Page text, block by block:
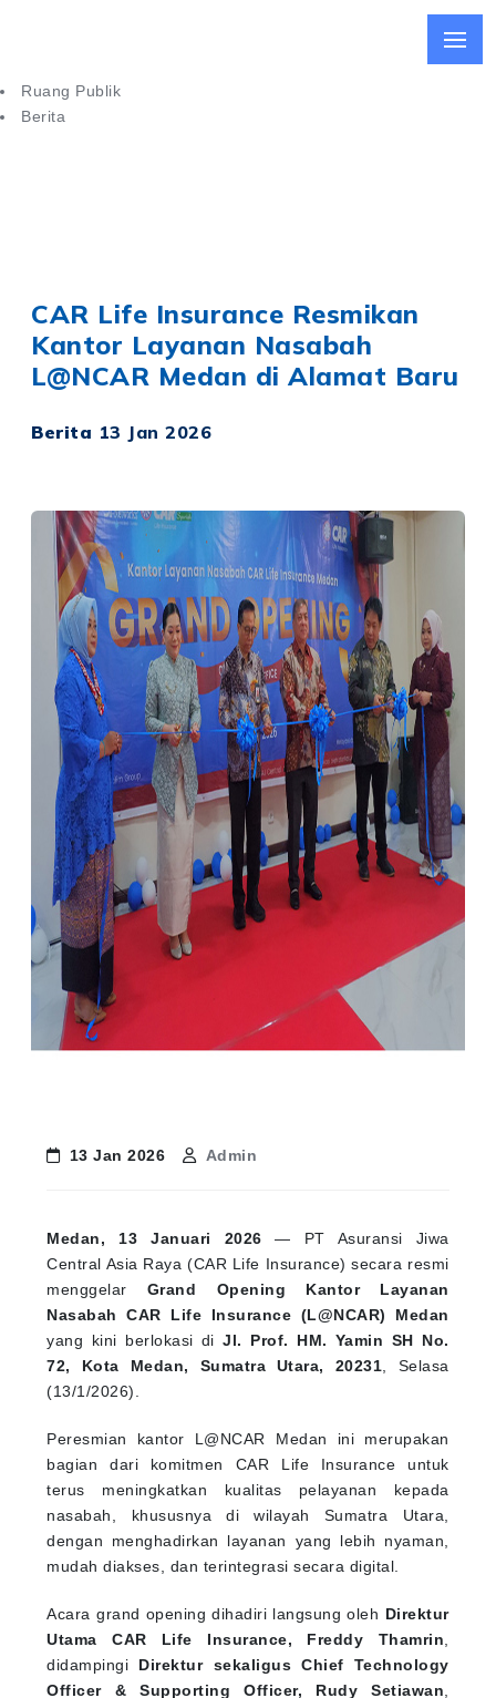
Ruang Publik
Berita
CAR Life Insurance Resmikan
Kantor Layanan Nasabah
L@NCAR Medan di Alamat Baru
Berita 13 Jan 2026
13 Jan 2026 Admin
Medan, 13 Januari 2026 — PT Asuransi Jiwa
Central Asia Raya (CAR Life Insurance) secara resmi
menggelar Grand Opening Kantor Layanan
Nasabah CAR Life Insurance (L@NCAR) Medan
yang kini berlokasi di
Jl. Prof. HM. Yamin SH No.
72, Kota Medan, Sumatra Utara, 20231
, Selasa
(13/1/2026).
Peresmian kantor L@NCAR Medan ini merupakan
bagian dari komitmen CAR Life Insurance untuk
terus meningkatkan kualitas pelayanan kepada
nasabah, khususnya di wilayah Sumatra Utara,
dengan menghadirkan layanan yang lebih nyaman,
mudah diakses, dan terintegrasi secara digital.
Acara grand opening dihadiri langsung oleh Direktur
Utama CAR Life Insurance, Freddy Thamrin
didampingi Direktur sekaligus Chief Technology
Officer & Supporting Officer, Rudy Setiawan